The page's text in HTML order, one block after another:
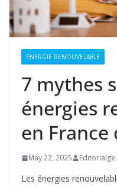
ÉNERGIE RENOUVELABLE
7 mythes
énergies
en
May 22, 2025 Editorialge
Les énergies